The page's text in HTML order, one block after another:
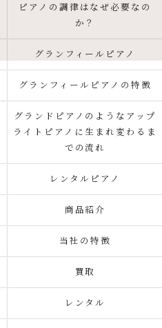
ピアノの調律はなぜ必要なの
か？
グランフィールピアノ
グランフィールピアノの特徴
グランドピアノのようなアップ
ライトピアノに生まれ変わるま
での流れ
レンタルピアノ
商品紹介
当社の特徴
買取
レンタル